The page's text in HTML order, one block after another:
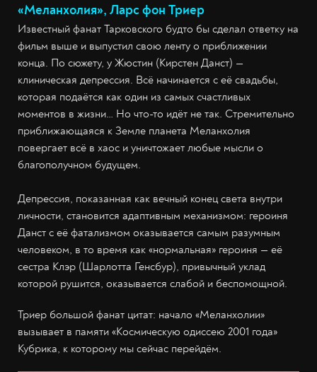
«Меланхолия», Ларс фон Триер
Известный фанат Тарковского будто бы сделал ответку на
фильм выше и выпустил свою ленту о приближении
конца. По сюжету, у Жюстин (Кирстен Данст) —
клиническая депрессия. Всё начинается с её свадьбы,
которая подаётся как один из самых счастливых
моментов в жизни… Но что-то идёт не так. Стремительно
приближающаяся к Земле планета Меланхолия
повергает всё в хаос и уничтожает любые мысли о
благополучном будущем.
Депрессия, показанная как вечный конец света внутри
личности, становится адаптивным механизмом: героиня
Данст с её фатализмом оказывается самым разумным
человеком, в то время как «нормальная» героиня — её
сестра Клэр (Шарлотта Генсбур), привычный уклад
которой рушится, оказывается слабой и беспомощной.
Триер большой фанат цитат: начало «Меланхолии»
вызывает в памяти «Космическую одиссею 2001 года»
Кубрика, к которому мы сейчас перейдём.